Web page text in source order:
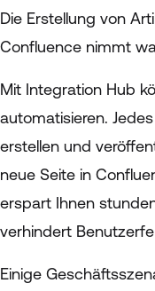
Die Erstellung von
Confluence nimmt
Mit Integration Hub
automatisieren.
erstellen und
neue Seite in
erspart Ihnen
verhindert
Einige